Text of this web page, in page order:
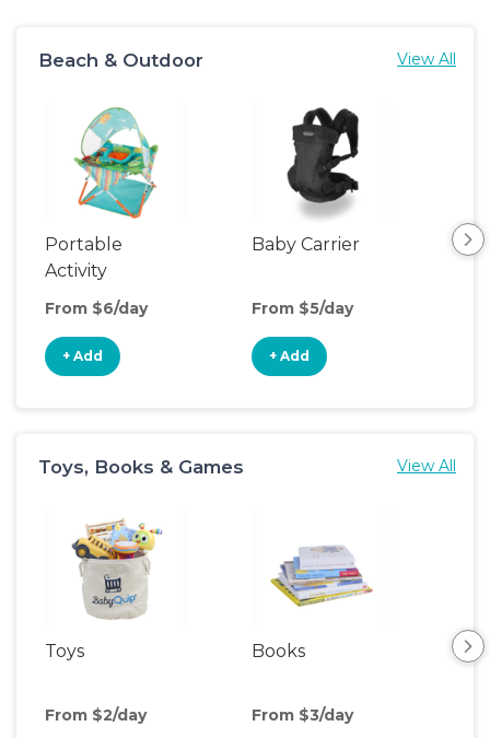
Beach & Outdoor View All
Portable
Activity
Center
From $6/day
+ Add
Baby Carrier
From $5/day
+ Add
Toys, Books & Games View All
Toys
From $2/day
Books
From $3/day